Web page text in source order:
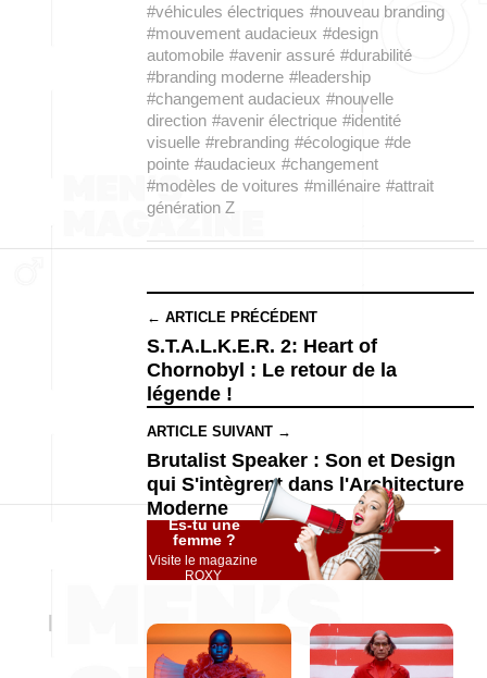
#véhicules électriques #nouveau branding
#mouvement audacieux #design
automobile #avenir assuré #durabilité
#branding moderne #leadership
#changement audacieux #nouvelle
direction #avenir électrique #identité
visuelle #rebranding #écologique #de
pointe #audacieux #changement
#modèles de voitures #millénaire #attrait
génération Z
← ARTICLE PRÉCÉDENT
S.T.A.L.K.E.R. 2: Heart of
Chornobyl : Le retour de la
légende !
ARTICLE SUIVANT →
Brutalist Speaker : Son et Design
qui S'intègrent dans l'Architecture
Moderne
Es-tu une
femme ?
Visite le magazine
ROXY